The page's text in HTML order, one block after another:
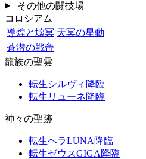
その他の闘技場
コロシアム
導煌と壊冥 天冥の星動
蒼潜の戦帝
龍族の聖雲
転生シルヴィ降臨
転生リューネ降臨
神々の聖跡
転生ヘラLUNA降臨
転生ゼウスGIGA降臨